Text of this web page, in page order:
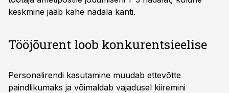
keskmine jääb kahe nädala kanti.
Tööjõurent loob konkurentsieelise
Personalirendi kasutamine muudab ettevõtte
paindlikumaks ja võimaldab vajadusel kiiremini